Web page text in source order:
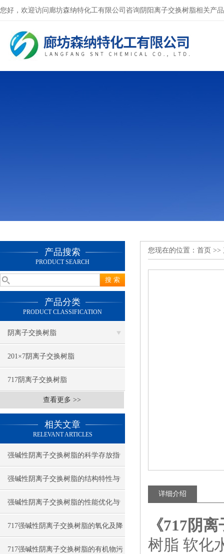
您好，欢迎访问廊坊森纳特化工有限公司咨询阴阳离子交换树脂相关产
产品搜索
PRODUCT SEARCH
产品分类
PRODUCT CLASSIFICATION
阴离子交换树脂
201×7阴离子交换树脂
717阴离子交换树脂
查看更多 >>
相关文章
RELEVANT ARTICLES
强碱性阴离子交换树脂的科学存放指
南
强碱性阴离子交换树脂的结构特性与
应用
强碱性阴离子交换树脂的性能优化与
再生技术
717强碱性阴离子交换树脂的氧化及降
解技术说明
717强碱性阴离子交换树脂的有机物污
您现在的位置： 首页 >>
详细介绍
《717阴
树脂 软化